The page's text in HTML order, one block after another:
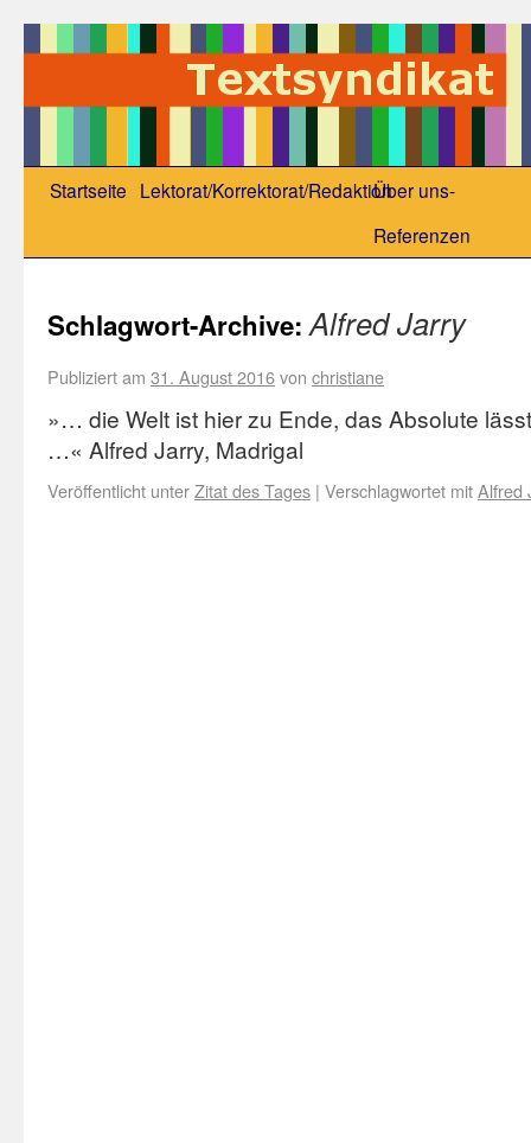
Startseite Lektorat/Korrektorat/RedaktionÜber uns-
Referenzen
Schlagwort-Archive:Alfred Jarry
Publiziert am 31. August 2016von christiane
»… die Welt ist hier zu Ende, das Absolute
…« Alfred Jarry, Madrigal
Veröffentlicht unterZitat des Tages | Verschlagwortet mitAlfred